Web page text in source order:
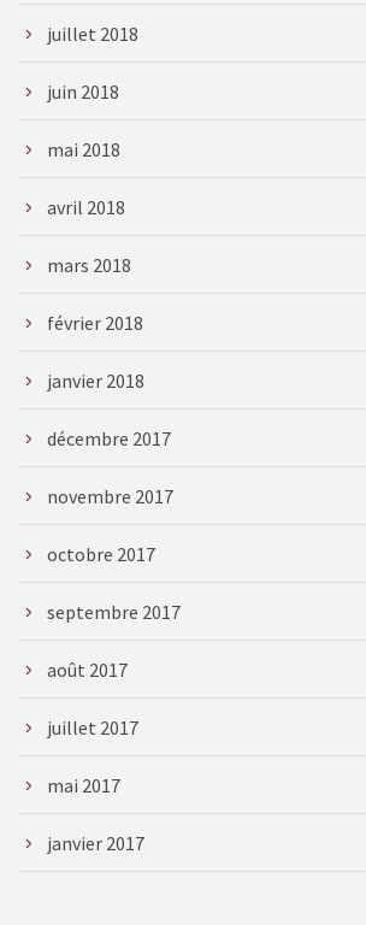
juillet 2018
juin 2018
mai 2018
avril 2018
mars 2018
février 2018
janvier 2018
décembre 2017
novembre 2017
octobre 2017
septembre 2017
août 2017
juillet 2017
mai 2017
janvier 2017